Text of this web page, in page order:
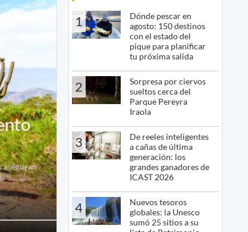
aseguran
1
Dónde pescar en
agosto: 150 destinos
con el estado del
pique para planificar
tu próxima salida
2
Sorpresa por ciervos
sueltos cerca del
Parque Pereyra
Iraola
3
De reeles inteligentes
a cañas de última
generación: los
grandes ganadores de
ICAST 2026
4
Nuevos tesoros
globales: la Unesco
sumó 25 sitios a su